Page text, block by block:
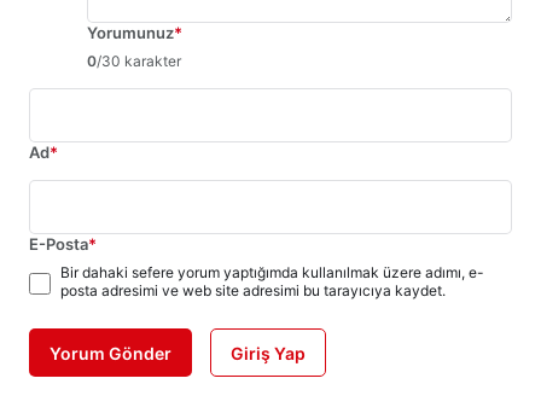
Yorumunuz*
0/30 karakter
Ad*
E-Posta*
Bir dahaki sefere yorum yaptığımda kullanılmak üzere adımı, e-
posta adresimi ve web site adresimi bu tarayıcıya kaydet.
Yorum Gönder Giriş Yap